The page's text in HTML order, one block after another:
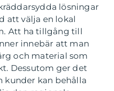
lösningar
att välja en lokal
Att ha tillgång till
innebär att man
och material som
Dessutom ger det
kunder kan behålla